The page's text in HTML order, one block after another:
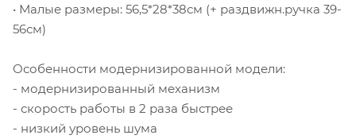
• Малые размеры: 56,5*28*38см (+ раздвижн.ручка 39-
56см)
Особенности модернизированной модели:
- модернизированный механизм
- скорость работы в 2 раза быстрее
- низкий уровень шума